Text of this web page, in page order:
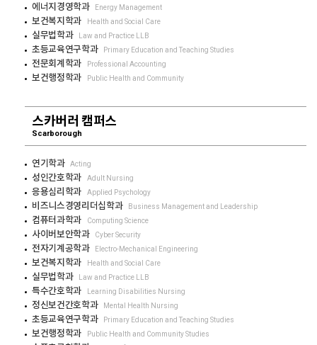
에너지경영학과 Energy Management
보건복지학과 Health and Social Care
실무법학과 Law and Practice LLB
초등교육연구학과 Primary Education and Teaching Studies
전문회계학과 Professional Accounting
보건행정학과 Public Health and Community
스카버러 캠퍼스
Scarborough
연기학과 Acting
성인간호학과 Adult Nursing
응용심리학과 Applied Psychology
비즈니스경영리더십학과 Business Management and Leadership
컴퓨터과학과 Computing Science
사이버보안학과 Cyber Security
전자기계공학과 Electro-Mechanical Engineering
보건복지학과 Health and Social Care
실무법학과 Law and Practice LLB
특수간호학과 Learning Disabilities Nursing
정신보건간호학과 Mental Health Nursing
초등교육연구학과 Primary Education and Teaching Studies
보건행정학과 Public Health and Community Studies